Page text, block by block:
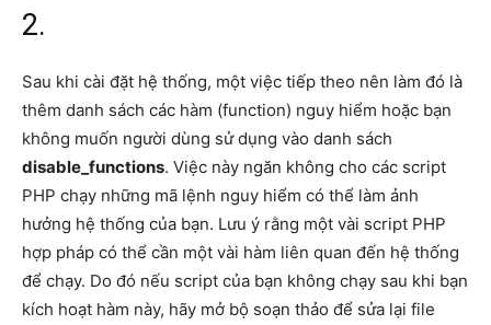
2.
Sau khi cài đặt hệ thống, một việc tiếp theo nên làm đó là
thêm danh sách các hàm (function) nguy hiểm hoặc bạn
không muốn người dùng sử dụng vào danh sách
disable_functions. Việc này ngăn không cho các script
PHP chạy những mã lệnh nguy hiểm có thể làm ảnh
hưởng hệ thống của bạn. Lưu ý rằng một vài script PHP
hợp pháp có thể cần một vài hàm liên quan đến hệ thống
để chạy. Do đó nếu script của bạn không chạy sau khi bạn
kích hoạt hàm này, hãy mở bộ soạn thảo để sửa lại file